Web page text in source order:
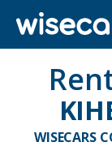
WISECARS